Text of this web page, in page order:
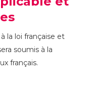
la loi française et
soumis à la
français.